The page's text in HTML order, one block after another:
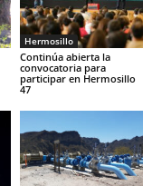
Hermosillo
Continúa abierta la
convocatoria para
participar en Hermosillo
47